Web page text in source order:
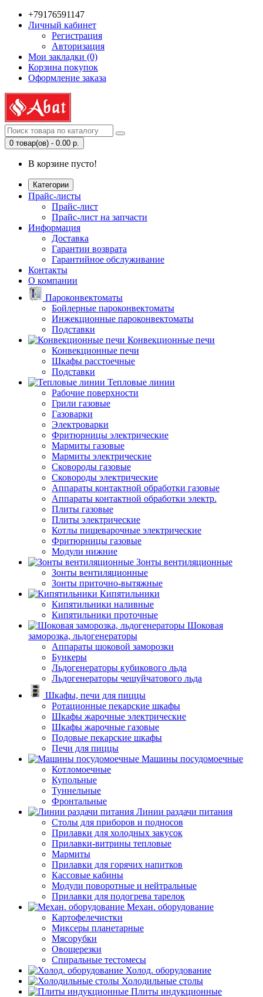
+79176591147
Личный кабинет
Регистрация
Авторизация
Мои закладки (0)
Корзина покупок
Оформление заказа
0 товар(ов) - 0.00 р.
В корзине пусто!
Категории
Прайс-листы
Прайс-лист
Прайс-лист на запчасти
Информация
Доставка
Гарантии возврата
Гарантийное обслуживание
Контакты
О компании
Пароконвектоматы
Бойлерные пароконвектоматы
Инжекционные пароконвектоматы
Подставки
Конвекционные печи
Конвекционные печи
Шкафы расстоечные
Подставки
Тепловые линии
Рабочие поверхности
Грили газовые
Газоварки
Электроварки
Фритюрницы электрические
Мармиты газовые
Мармиты электрические
Сковороды газовые
Сковороды электрические
Аппараты контактной обработки газовые
Аппараты контактной обработки электр.
Плиты газовые
Плиты электрические
Котлы пищеварочные электрические
Фритюрницы газовые
Модули нижние
Зонты вентиляционные
Зонты вентиляционные
Зонты приточно-вытяжные
Кипятильники
Кипятильники наливные
Кипятильники проточные
Шоковая
заморозка, льдогенераторы
Аппараты шоковой заморозки
Бункеры
Льдогенераторы кубикового льда
Льдогенераторы чешуйчатового льда
Шкафы, печи для пиццы
Ротационные пекарские шкафы
Шкафы жарочные электрические
Шкафы жарочные газовые
Подовые пекарские шкафы
Печи для пиццы
Машины посудомоечные
Котломоечные
Купольные
Туннельные
Фронтальные
Линии раздачи питания
Столы для приборов и подносов
Прилавки для холодных закусок
Прилавки-витрины тепловые
Мармиты
Прилавки для горячих напитков
Кассовые кабины
Модули поворотные и нейтральные
Прилавки для подогрева тарелок
Механ. оборудование
Картофелечистки
Миксеры планетарные
Мясорубки
Овощерезки
Спиральные тестомесы
Холод. оборудование
Холодильные столы
Плиты индукционные